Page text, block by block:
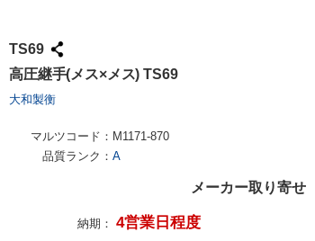
TS69
高圧継手(メス×メス) TS69
大和製衡
マルツコード： M1171-870
品質ランク： A
メーカー取り寄せ
納期： 4営業日程度